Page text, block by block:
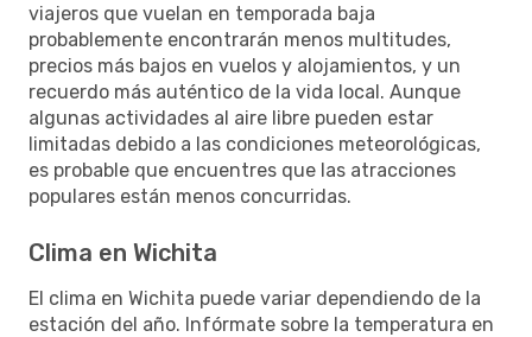
viajeros que vuelan en temporada baja
probablemente encontrarán menos multitudes,
precios más bajos en vuelos y alojamientos, y un
recuerdo más auténtico de la vida local. Aunque
algunas actividades al aire libre pueden estar
limitadas debido a las condiciones meteorológicas,
es probable que encuentres que las atracciones
populares están menos concurridas.
Clima en Wichita
El clima en Wichita puede variar dependiendo de la
estación del año. Infórmate sobre la temperatura en